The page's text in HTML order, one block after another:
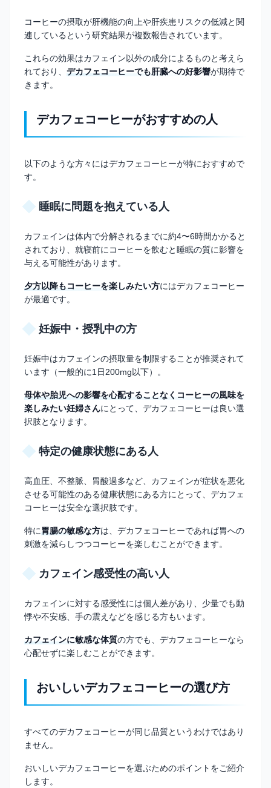
コーヒーの摂取が肝機能の向上や肝疾患リスクの低減と関
連しているという研究結果が複数報告されています。
これらの効果はカフェイン以外の成分によるものと考えら
れており、 デカフェコーヒーでも肝臓への好影響が期待で
きます。
デカフェコーヒーがおすすめの人
以下のような方々にはデカフェコーヒーが特におすすめで
す。
睡眠に問題を抱えている人
カフェインは体内で分解されるまでに約4〜6時間かかると
されており、就寝前にコーヒーを飲むと睡眠の質に影響を
与える可能性があります。
夕方以降もコーヒーを楽しみたい方にはデカフェコーヒー
が最適です。
妊娠中・授乳中の方
妊娠中はカフェインの摂取量を制限することが推奨されて
います（一般的に1日200mg以下）。
母体や胎児への影響を心配することなくコーヒーの風味を
楽しみたい妊婦さんにとって、デカフェコーヒーは良い選
択肢となります。
特定の健康状態にある人
高血圧、不整脈、胃酸過多など、カフェインが症状を悪化
させる可能性のある健康状態にある方にとって、デカフェ
コーヒーは安全な選択肢です。
特に胃腸の敏感な方は、デカフェコーヒーであれば胃への
刺激を減らしつつコーヒーを楽しむことができます。
カフェイン感受性の高い人
カフェインに対する感受性には個人差があり、少量でも動
悸や不安感、手の震えなどを感じる方もいます。
カフェインに敏感な体質の方でも、デカフェコーヒーなら
心配せずに楽しむことができます。
おいしいデカフェコーヒーの選び方
すべてのデカフェコーヒーが同じ品質というわけではあり
ません。
おいしいデカフェコーヒーを選ぶためのポイントをご紹介
します。